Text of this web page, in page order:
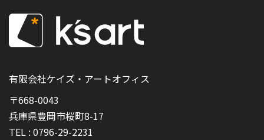
有限会社ケイズ・アートオフィス
〒668-0043
兵庫県豊岡市桜町8-17
TEL : 0796-29-2231